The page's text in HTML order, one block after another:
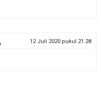
12 Juli 2020 pukul 21.28